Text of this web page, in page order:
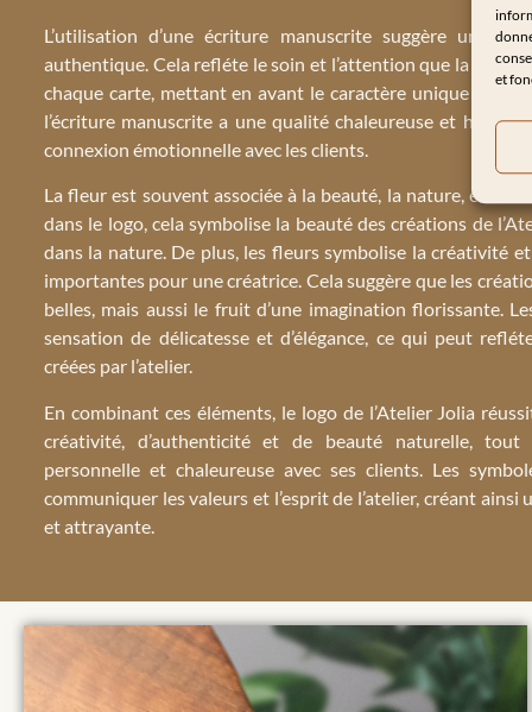
et
L’utilisation d’une écriture manuscrite suggère une
authentique. Cela refléte le soin et l’attention que la
chaque carte, mettant en avant le caractère unique et fait
l’écriture manuscrite a une qualité chaleureuse et
connexion émotionnelle avec les clients.
La fleur est souvent associée à la beauté, la nature, et la
dans le logo, cela symbolise la beauté des créations de
dans la nature. De plus, les fleurs symbolise la créativité
importantes pour une créatrice. Cela suggère que les
belles, mais aussi le fruit d’une imagination florissante.
sensation de délicatesse et d’élégance, ce qui peut
créées par l’atelier.
En combinant ces éléments, le logo de l’Atelier Jolia
créativité, d’authenticité et de beauté naturelle,
personnelle et chaleureuse avec ses clients. Les
communiquer les valeurs et l’esprit de l’atelier, créant ainsi
et attrayante.